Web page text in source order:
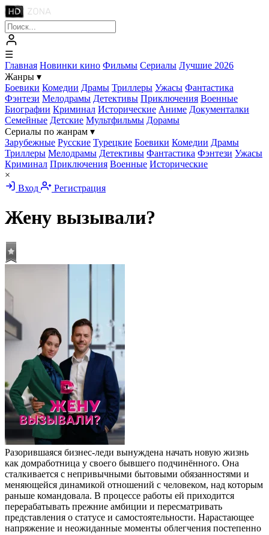
☰
Главная Новинки кино Фильмы Сериалы Лучшие 2026
Жанры ▾
Боевики Комедии Драмы Триллеры Ужасы Фантастика
Фэнтези Мелодрамы Детективы Приключения Военные
Биографии Криминал Исторические Аниме Документалки
Семейные Детские Мультфильмы Дорамы
Сериалы по жанрам ▾
Зарубежные Русские Турецкие Боевики Комедии Драмы
Триллеры Мелодрамы Детективы Фантастика Фэнтези Ужасы
Криминал Приключения Военные Исторические
×
Вход
Регистрация
Жену вызывали?
Разорившаяся бизнес-леди вынуждена начать новую жизнь
как домработница у своего бывшего подчинённого. Она
сталкивается с непривычными бытовыми обязанностями и
меняющейся динамикой отношений с человеком, над которым
раньше командовала. В процессе работы ей приходится
перерабатывать прежние амбиции и пересматривать
представления о статусе и самостоятельности. Нарастающее
напряжение и неожиданные моменты облегчения постепенно